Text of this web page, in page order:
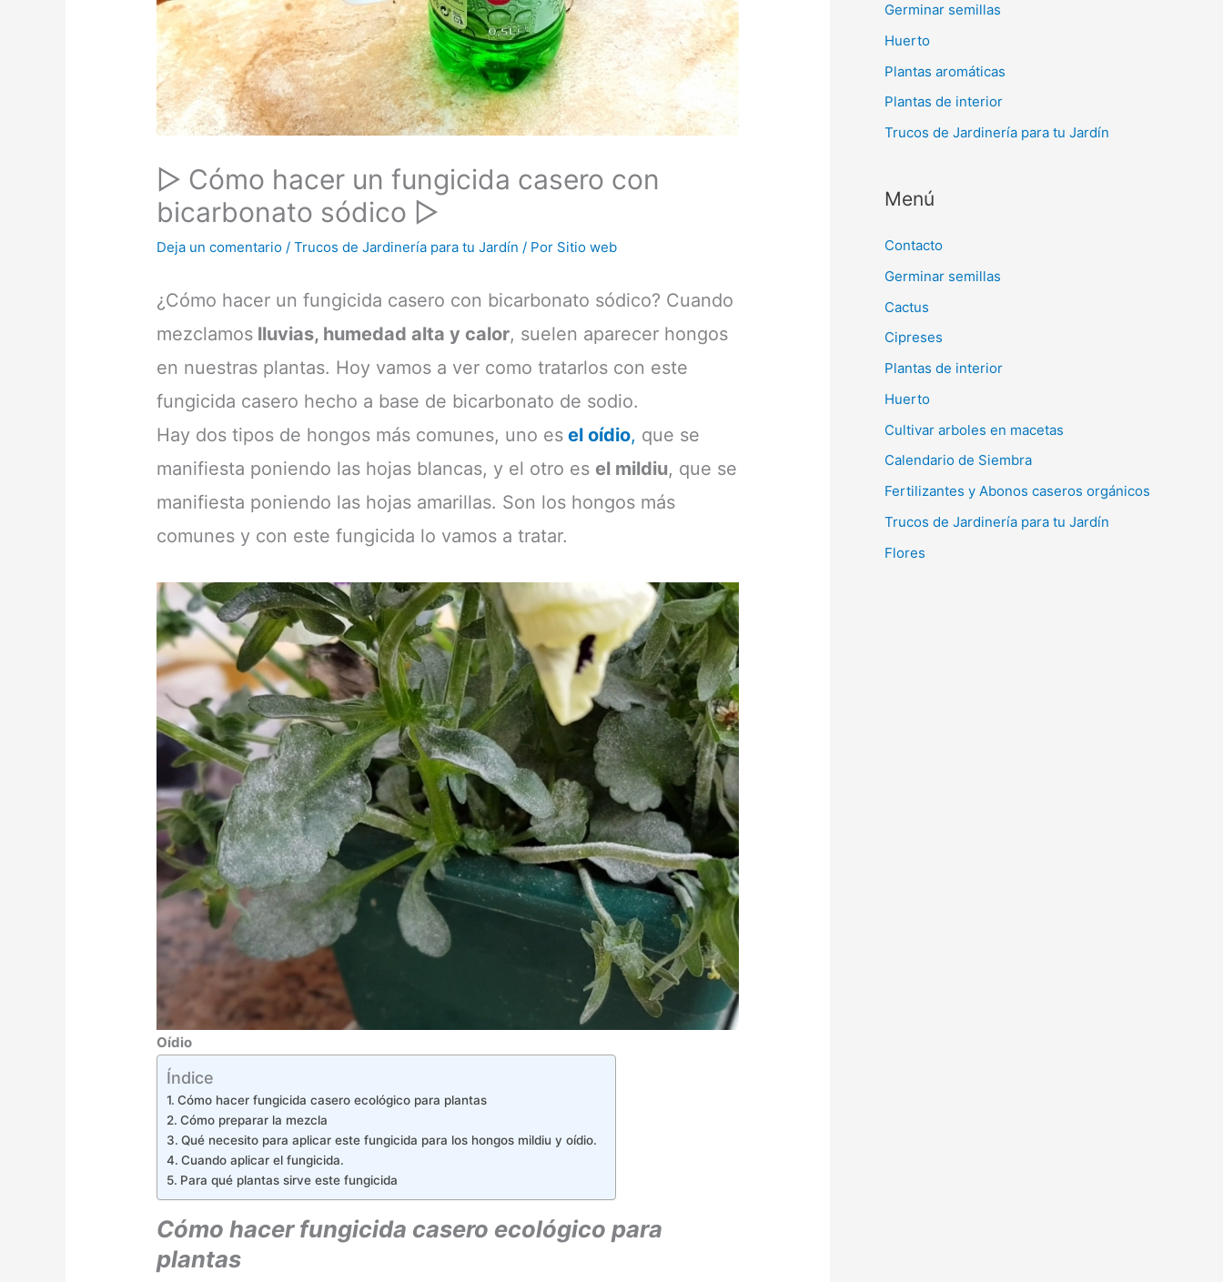
▷ Cómo hacer un fungicida casero con
bicarbonato sódico ▷
Deja un comentario /Trucos de Jardinería para tu Jardín / Por Sitio web
¿Cómo hacer un fungicida casero con bicarbonato sódico? Cuando
mezclamos lluvias, humedad alta y calor, suelen aparecer hongos
en nuestras plantas. Hoy vamos a ver como tratarlos con este
fungicida casero hecho a base de bicarbonato de sodio.
Hay dos tipos de hongos más comunes, uno es el oídio, que se
manifiesta poniendo las hojas blancas, y el otro esel mildiu, que se
manifiesta poniendo las hojas amarillas. Son los hongos más
comunes y con este fungicida lo vamos a tratar.
Oídio
Índice
Cómo hacer fungicida casero ecológico para plantas
Cómo preparar la mezcla
Qué necesito para aplicar este fungicida para los hongos mildiu y oídio.
Cuando aplicar el fungicida.
Para qué plantas sirve este fungicida
Cómo hacer fungicida casero ecológico para
plantas
Germinar semillas
Huerto
Plantas aromáticas
Plantas de interior
Trucos de Jardinería para tu Jardín
Menú
Contacto
Germinar semillas
Cactus
Cipreses
Plantas de interior
Huerto
Cultivar arboles en macetas
Calendario de Siembra
Fertilizantes y Abonos caseros orgánicos
Trucos de Jardinería para tu Jardín
Flores